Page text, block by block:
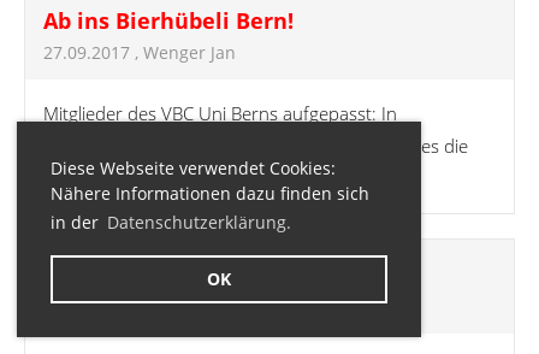
Diese Webseite verwendet Cookies:
Nähere Informationen dazu finden sich
in der Datenschutzerklärung.
OK
Ab ins Bierhübeli Bern!
27.09.2017 , Wenger Jan
Mitglieder des VBC Uni Berns aufgepasst: In
Zusammenarbeit mit dem Bierhübeli Bern gibt es die
C...
Berner Kantonalcup: Helferaufruf
24.02.2017, Wenger Jan